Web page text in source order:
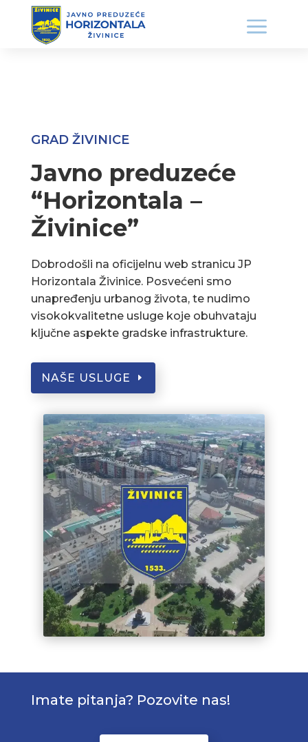
GRAD ŽIVINICE
Javno preduzeće
“Horizontala –
Živinice”
Dobrodošli na oficijelnu web stranicu JP
Horizontala Živinice. Posvećeni smo
unapređenju urbanog života, te nudimo
visokokvalitetne usluge koje obuhvataju
ključne aspekte gradske infrastrukture.
NAŠE USLUGE
Imate pitanja? Pozovite nas!